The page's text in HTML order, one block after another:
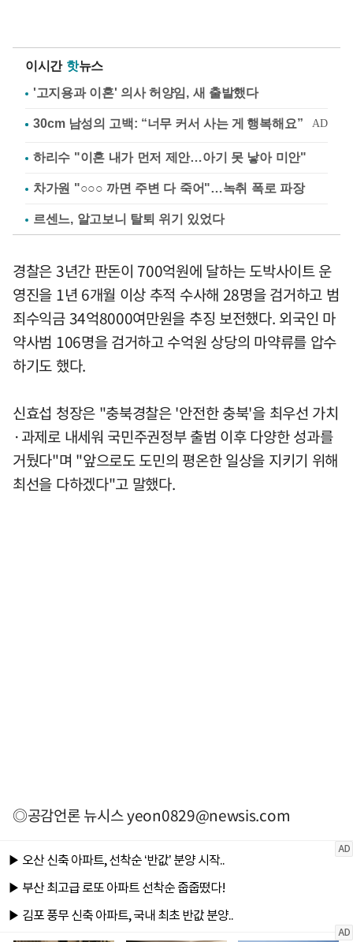
이시간 핫뉴스
'고지용과 이혼' 의사 허양임, 새 출발했다
하리수 "이혼 내가 먼저 제안…아기 못 낳아 미안"
차가원 "○○○ 까면 주변 다 죽어"…녹취 폭로 파장
르센느, 알고보니 탈퇴 위기 있었다
경찰은 3년간 판돈이 700억원에 달하는 도박사이트 운
영진을 1년 6개월 이상 추적 수사해 28명을 검거하고 범
죄수익금 34억8000여만원을 추징 보전했다. 외국인 마
약사범 106명을 검거하고 수억원 상당의 마약류를 압수
하기도 했다.
신효섭 청장은 "충북경찰은 '안전한 충북'을 최우선 가치
·과제로 내세워 국민주권정부 출범 이후 다양한 성과를
거뒀다"며 "앞으로도 도민의 평온한 일상을 지키기 위해
최선을 다하겠다"고 말했다.
◎공감언론 뉴시스yeon0829@newsis.com